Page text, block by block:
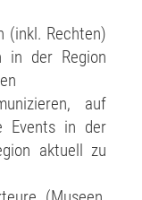
(inkl. Rechten)
in der Region
auf
Events in der
aktuell zu